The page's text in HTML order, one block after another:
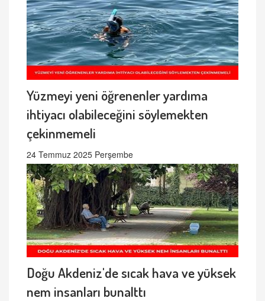
Yüzmeyi yeni öğrenenler yardıma
ihtiyacı olabileceğini söylemekten
çekinmemeli
24 Temmuz 2025 Perşembe
Doğu Akdeniz'de sıcak hava ve yüksek
nem insanları bunalttı